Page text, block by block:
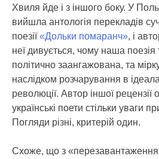
Хвиля йде і з іншого боку. У
вийшла антологія перекладів
поезії«Дольки помаранч», і
неї дивується, чому наша поезія
політично заангажована, та
наслідком розчарування в
революції. Автор іншої рецензії
українські поети стільки уваги
Погляди різні, критерій один.
Схоже, що з